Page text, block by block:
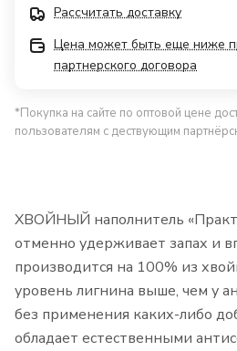
Рассчитать доставку
Цена может быть еще ниже
партнерского договора
*Покупка на сайте по оптовой цене
пользователям с дествующим
ХВОЙНЫЙ наполнитель
отменно удерживает запах и
производится на 100% из
уровень лигнина выше, чем у
без применения каких-либо
обладает естественными